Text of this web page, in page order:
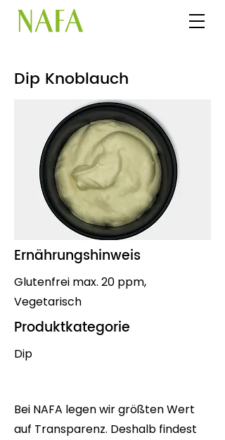
Dip Knoblauch
Ernährungshinweis
Glutenfrei max. 20 ppm,
Vegetarisch
Produktkategorie
Dip
Bei NAFA legen wir größten Wert
auf Transparenz. Deshalb findest